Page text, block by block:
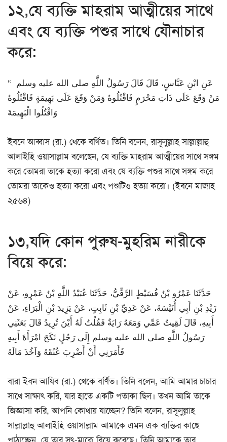
১২,যে ব্যক্তি মাহরাম আত্মীয়ের সাথে
এবং যে ব্যক্তি পশুর সাথে যৌনাচার
করে:
عَنِ ابْنِ عَبَّاسٍ، قَالَ قَالَ رَسُولُ اللَّهِ صلى الله عليه وسلم ‏ “‏
مَنْ وَقَعَ عَلَى ذَاتِ مَحْرَمٍ فَاقْتُلُوهُ وَمَنْ وَقَعَ عَلَى بَهِيمَةٍ فَاقْتُلُوهُ
وَاقْتُلُوا الْبَهِيمَةَ
ইবনে আব্বাস (রা.) থেকে বর্ণিত। তিনি বলেন, রাসূলুল্লাহ সাল্লাল্লাহু
আলাইহি ওয়াসাল্লাম বলেছেন, যে ব্যক্তি মাহরাম আত্মীয়ের সাথে সঙ্গম
করে তোমরা তাকে হত্যা করো এবং যে ব্যক্তি পশুর সাথে সঙ্গম করে
তোমরা তাকেও হত্যা করো এবং পশুটিও হত্যা করো। (ইবনে মাজাহ
২৫৬৪)
১৩,যদি কোন পুরুষ-মুহরিম নারীকে
বিয়ে করে:
حَدَّثَنَا عَمْرُو بْنُ قُسَيْطٍ الرَّقِّيُّ، حَدَّثَنَا عُبَيْدُ اللَّهِ بْنُ عَمْرٍو، عَنْ
زَيْدِ بْنِ أَبِي أُنَيْسَةَ، عَنْ عَدِيِّ بْنِ ثَابِتٍ، عَنْ يَزِيدَ بْنِ الْبَرَاءِ، عَنْ
أَبِيهِ، قَالَ لَقِيتُ عَمِّي وَمَعَهُ رَايَةٌ فَقُلْتُ لَهُ أَيْنَ تُرِيدُ قَالَ بَعَثَنِي
رَسُولُ اللَّهِ صلى الله عليه وسلم إِلَى رَجُلٍ نَكَحَ امْرَأَةَ أَبِيهِ
فَأَمَرَنِي أَنْ أَضْرِبَ عُنُقَهُ وَآخُذَ مَالَهُ
বারা ইবন আযিব (রা.) থেকে বর্ণিত। তিনি বলেন, আমি আমার চাচার
সাথে সাক্ষাৎ করি, যার হাতে একটি পতাকা ছিল। তখন আমি তাকে
জিজ্ঞাসা করি, আপনি কোথায় যাচ্ছেন? তিনি বলেন, রাসূলুল্লাহ
সাল্লাল্লাহু আলাইহি ওয়াসাল্লাম আমাকে এমন এক ব্যক্তির কাছে